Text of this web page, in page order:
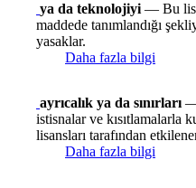
ya da teknolojiyi — Bu
maddede tanımlandığı
yasaklar.
Daha fazla bilgi
ayrıcalık ya da sınırları —
istisnalar ve kısıtlamalarla
lisansları tarafından
Daha fazla bilgi